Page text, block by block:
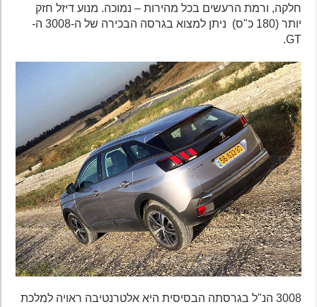
חלקה, ורמת הרעשים בכל מהירות – נמוכה. מנוע דיזל חזק
יותר (180 כ"ס) ניתן למצוא בגרסה הבכירה של ה-3008 ה-
GT.
3008 הנ"ל בגרסתה הבסיסית היא אלטרנטיבה ראויה למלכת